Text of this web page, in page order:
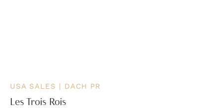
USA SALES | DACH PR
Les Trois Rois